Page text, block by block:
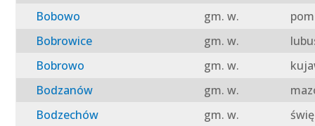
Bobowo
gm. w.
Bobrowice
gm. w.
Bobrowo
gm. w.
Bodzanów
gm. w.
Bodzechów
gm. w.